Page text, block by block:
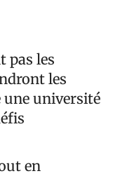
pas les
les
université
en